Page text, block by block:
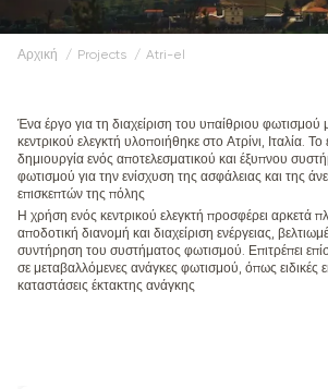
Αρχική projects atri-el
Ένα έργο για τη διαχείριση του υπαίθριου φωτισμού
κεντρικού ελεγκτή υλοποιήθηκε στο Ατρίνι, Ιταλία. Το
δημιουργία ενός αποτελεσματικού και έξυπνου
φωτισμού για την ενίσχυση της ασφάλειας και της
επισκεπτών της πόλης
Η χρήση ενός κεντρικού ελεγκτή προσφέρει αρκετά
αποδοτική διανομή και διαχείριση ενέργειας,
συντήρηση του συστήματος φωτισμού. Επιτρέπει
σε μεταβαλλόμενες ανάγκες φωτισμού, όπως ειδικές
καταστάσεις έκτακτης ανάγκης